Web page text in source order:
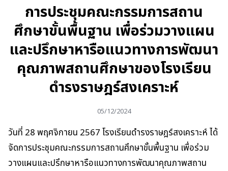
การประชุมคณะกรรมการสถาน
ศึกษาขั้นพื้นฐาน เพื่อร่วมวางแผน
และปรึกษาหารือแนวทางการพัฒนา
คุณภาพสถานศึกษาของโรงเรียน
ดำรงราษฎร์สงเคราะห์
05/12/2024
วันที่ 28 พฤศจิกายน 2567 โรงเรียนดำรงราษฎร์สงเคราะห์ ได้
จัดการประชุมคณะกรรมการสถานศึกษาขั้นพื้นฐาน เพื่อร่วม
วางแผนและปรึกษาหารือแนวทางการพัฒนาคุณภาพสถาน